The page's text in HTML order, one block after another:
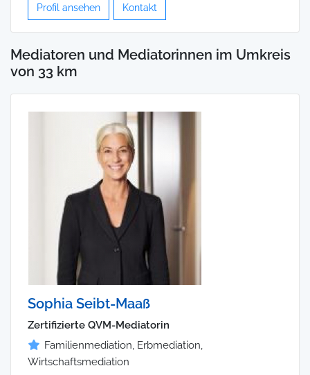
Profil ansehen Kontakt
Mediatoren und Mediatorinnen im Umkreis
von 33 km
Sophia Seibt-Maaß
Zertifizierte QVM-Mediatorin
Familienmediation, Erbmediation,
Wirtschaftsmediation